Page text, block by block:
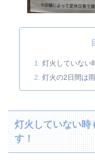
灯火していない
灯火の2日間は
灯火していない時
す！